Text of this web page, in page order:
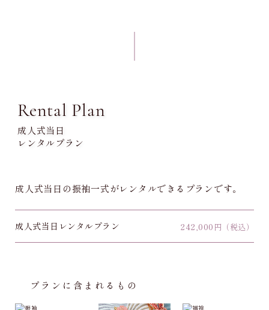
Rental Plan
成人式当日
レンタルプラン
成人式当日の振袖一式がレンタルできるプランです。
成人式当日レンタルプラン 242,000 円（税込）
プランに含まれるもの